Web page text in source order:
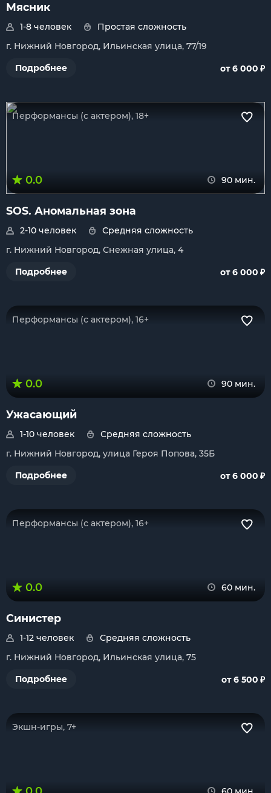
Мясник
1-8 человек
Простая сложность
г. Нижний Новгород, Ильинская улица, 77/19
Подробнее
от 6 000 ₽
Перформансы (с актером), 18+
0.0 90 мин.
SOS. Аномальная зона
2-10 человек
Средняя сложность
г. Нижний Новгород, Снежная улица, 4
Подробнее
от 6 000 ₽
Перформансы (с актером), 16+
0.0 90 мин.
Ужасающий
1-10 человек
Средняя сложность
г. Нижний Новгород, улица Героя Попова, 35Б
Подробнее
от 6 000 ₽
Перформансы (с актером), 16+
0.0 60 мин.
Синистер
1-12 человек
Средняя сложность
г. Нижний Новгород, Ильинская улица, 75
Подробнее
от 6 500 ₽
Экшн-игры, 7+